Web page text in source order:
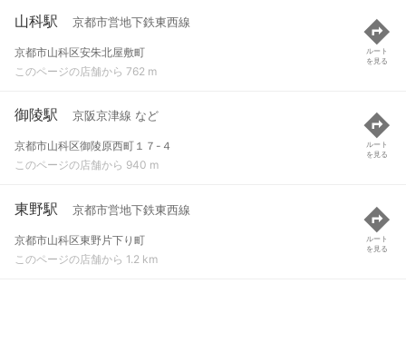
山科駅 京都市営地下鉄東西線
京都市山科区安朱北屋敷町
このページの店舗から 762 m
ルート
を見る
御陵駅 京阪京津線 など
京都市山科区御陵原西町１７-４
このページの店舗から 940 m
ルート
を見る
東野駅 京都市営地下鉄東西線
京都市山科区東野片下り町
このページの店舗から 1.2 km
ルート
を見る